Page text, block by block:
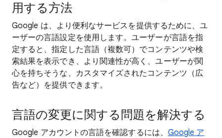
用する方法
Google は、より便利なサービスを提供するために、ユ
ーザーの言語設定を使用します。ユーザーが言語を指
定すると、指定した言語（複数可）でコンテンツや検
索結果を表示でき、より関連性が高く、ユーザーが関
心を持ちそうな、カスタマイズされたコンテンツ（広
告など）を提供できます。
言語の変更に関する問題を解決する
Google アカウントの言語を確認するには、 Google ア